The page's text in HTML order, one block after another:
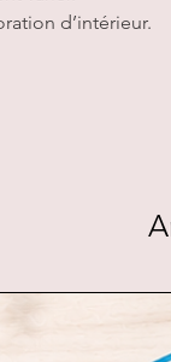
d’intérieur.